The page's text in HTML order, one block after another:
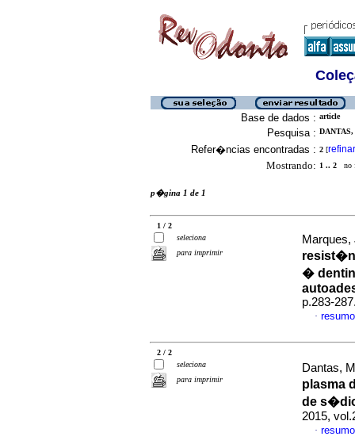
Base de dados : article
Pesquisa :
Refer�ncias encontradas : 2 [refinar
Mostrando: 1 .. 2 no
p�gina 1 de 1
1 / 2
seleciona
para imprimir
�
p.283-
·
2 / 2
seleciona
para imprimir
Dantas,
plasma
de
2015,
·